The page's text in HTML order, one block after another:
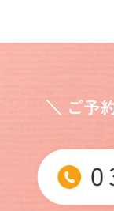
＼ ご予